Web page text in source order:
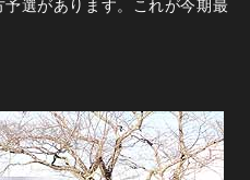
選があります。これが今期最